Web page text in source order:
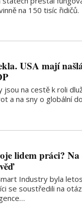
na 150 tisíc řidičů.
USA mají
jsou na cestě k roli
a na sny o globální
lidem práci?
Industry byla
se soustředili na